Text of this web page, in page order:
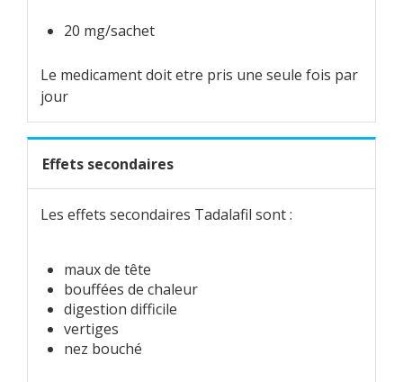
20 mg/sachet
Le medicament doit etre pris une seule fois par
jour
Effets secondaires
Les effets secondaires Tadalafil sont :
maux de tête
bouffées de chaleur
digestion difficile
vertiges
nez bouché